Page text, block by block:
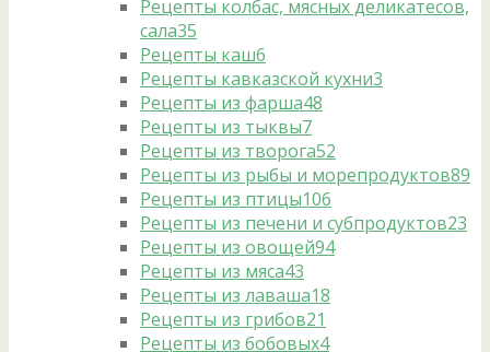
Рецепты колбас, мясных деликатесов,
сала35
Рецепты каш6
Рецепты кавказской кухни3
Рецепты из фарша48
Рецепты из тыквы7
Рецепты из творога52
Рецепты из рыбы и морепродуктов89
Рецепты из птицы106
Рецепты из печени и субпродуктов23
Рецепты из овощей94
Рецепты из мяса43
Рецепты из лаваша18
Рецепты из грибов21
Рецепты из бобовых4